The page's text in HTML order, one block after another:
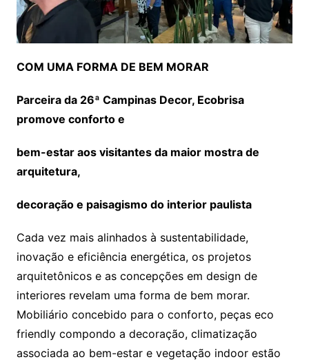
COM UMA FORMA DE BEM MORAR
Parceira da 26ª Campinas Decor, Ecobrisa
promove conforto e
bem-estar aos visitantes da maior mostra de
arquitetura,
decoração e paisagismo do interior paulista
Cada vez mais alinhados à sustentabilidade,
inovação e eficiência energética, os projetos
arquitetônicos e as concepções em design de
interiores revelam uma forma de bem morar.
Mobiliário concebido para o conforto, peças eco
friendly compondo a decoração, climatização
associada ao bem-estar e vegetação indoor estão